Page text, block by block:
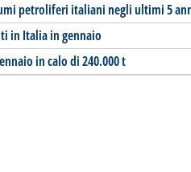
petroliferi italiani negli ultimi 5
in Italia in gennaio
in calo di 240.000 t